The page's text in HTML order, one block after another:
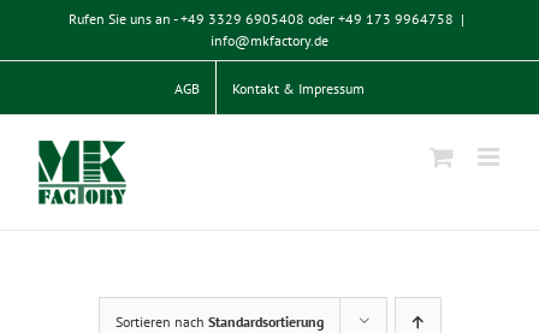
springen
Rufen Sie uns an - +49 3329 6905408 oder +49 173 9964758 |
info@mkfactory.de
AGB Kontakt & Impressum
Sortieren nach Standardsortierung